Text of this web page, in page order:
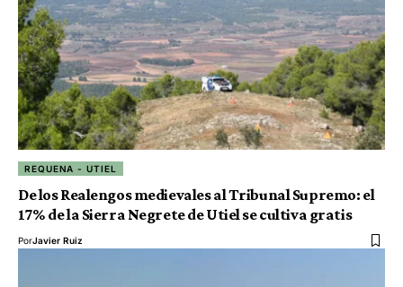
REQUENA - UTIEL
De los Realengos medievales al Tribunal Supremo: el
17% de la Sierra Negrete de Utiel se cultiva gratis
PorJavier Ruiz